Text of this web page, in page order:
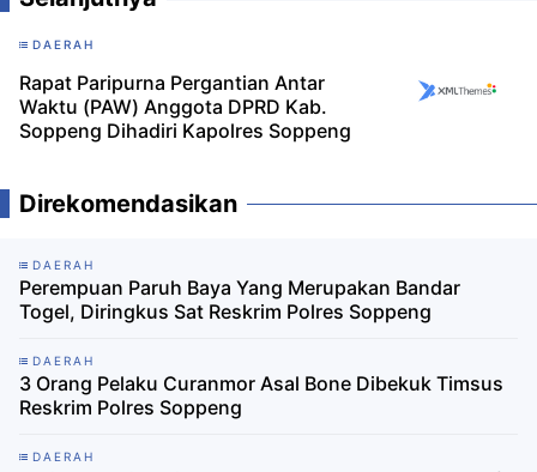
DAERAH
Rapat Paripurna Pergantian Antar
Waktu (PAW) Anggota DPRD Kab.
Soppeng Dihadiri Kapolres Soppeng
Direkomendasikan
DAERAH
Perempuan Paruh Baya Yang Merupakan Bandar
Togel, Diringkus Sat Reskrim Polres Soppeng
DAERAH
3 Orang Pelaku Curanmor Asal Bone Dibekuk Timsus
Reskrim Polres Soppeng
DAERAH